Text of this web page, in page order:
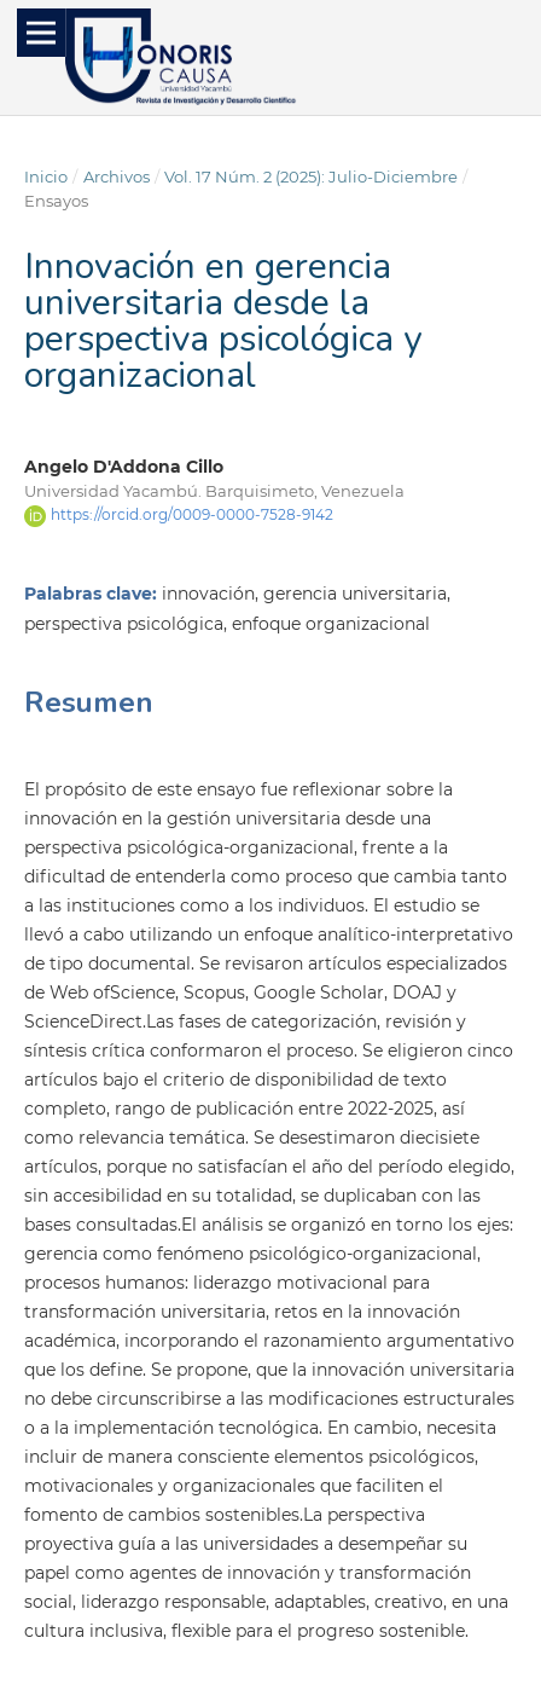
Inicio / Archivos / Vol. 17 Núm. 2 (2025): Julio-Diciembre /
Ensayos
Innovación en gerencia
universitaria desde la
perspectiva psicológica y
organizacional
Angelo D'Addona Cillo
Universidad Yacambú. Barquisimeto, Venezuela
https://orcid.org/0009-0000-7528-9142
Palabras clave: innovación, gerencia universitaria,
perspectiva psicológica, enfoque organizacional
Resumen
El propósito de este ensayo fue reflexionar sobre la
innovación en la gestión universitaria desde una
perspectiva psicológica-organizacional, frente a la
dificultad de entenderla como proceso que cambia tanto
a las instituciones como a los individuos. El estudio se
llevó a cabo utilizando un enfoque analítico-interpretativo
de tipo documental. Se revisaron artículos especializados
de Web ofScience, Scopus, Google Scholar, DOAJ y
ScienceDirect.Las fases de categorización, revisión y
síntesis crítica conformaron el proceso. Se eligieron cinco
artículos bajo el criterio de disponibilidad de texto
completo, rango de publicación entre 2022-2025, así
como relevancia temática. Se desestimaron diecisiete
artículos, porque no satisfacían el año del período elegido,
sin accesibilidad en su totalidad, se duplicaban con las
bases consultadas.El análisis se organizó en torno los ejes:
gerencia como fenómeno psicológico-organizacional,
procesos humanos: liderazgo motivacional para
transformación universitaria, retos en la innovación
académica, incorporando el razonamiento argumentativo
que los define. Se propone, que la innovación universitaria
no debe circunscribirse a las modificaciones estructurales
o a la implementación tecnológica. En cambio, necesita
incluir de manera consciente elementos psicológicos,
motivacionales y organizacionales que faciliten el
fomento de cambios sostenibles.La perspectiva
proyectiva guía a las universidades a desempeñar su
papel como agentes de innovación y transformación
social, liderazgo responsable, adaptables, creativo, en una
cultura inclusiva, flexible para el progreso sostenible.